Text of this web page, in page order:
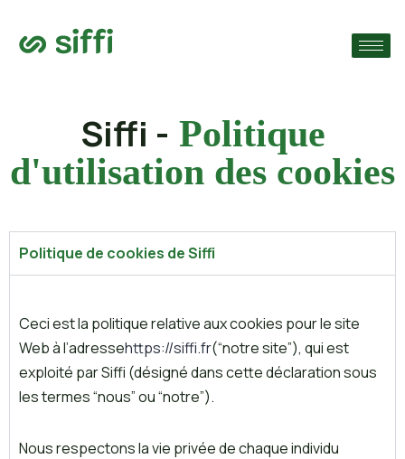
Siffi - Politique
d'utilisation des cookies
Politique de cookies de Siffi
Ceci est la politique relative aux cookies pour le site
Web à l’adressehttps://siffi.fr(“notre site”), qui est
exploité par Siffi (désigné dans cette déclaration sous
les termes “nous” ou “notre”).
Nous respectons la vie privée de chaque individu